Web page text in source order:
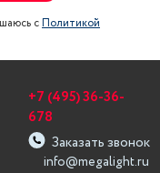
сПолитикой
info@megalight.ru
+7 (495) 36-36-
678
Заказать звонок